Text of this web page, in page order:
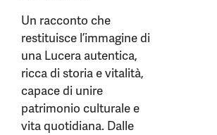
Un racconto che
restituisce l’immagine di
una Lucera autentica,
ricca di storia e vitalità,
capace di unire
patrimonio culturale e
vita quotidiana. Dalle